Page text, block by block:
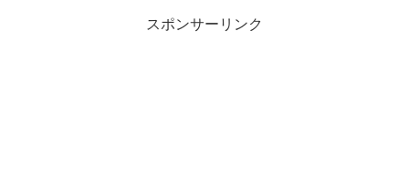
スポンサーリンク